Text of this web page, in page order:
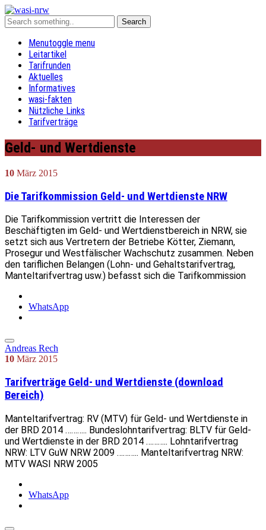
Menutoggle menu
Leitartikel
Tarifrunden
Aktuelles
Informatives
wasi-fakten
Nützliche Links
Tarifverträge
Geld- und Wertdienste
10 März 2015
Die Tarifkommission Geld- und Wertdienste NRW
Die Tarifkommission vertritt die Interessen der
Beschäftigten im Geld- und Wertdienstbereich in NRW, sie
setzt sich aus Vertretern der Betriebe Kötter, Ziemann,
Prosegur und Westfälischer Wachschutz zusammen. Neben
den tariflichen Belangen (Lohn- und Gehaltstarifvertrag,
Manteltarifvertrag usw.) befasst sich die Tarifkommission
WhatsApp
Andreas Rech
10 März 2015
Tarifverträge Geld- und Wertdienste (download
Bereich)
Manteltarifvertrag: RV (MTV) für Geld- und Wertdienste in
der BRD 2014 ……….. Bundeslohntarifvertrag: BLTV für Geld-
und Wertdienste in der BRD 2014 ……….. Lohntarifvertrag
NRW: LTV GuW NRW 2009 ……….. Manteltarifvertrag NRW:
MTV WASI NRW 2005
WhatsApp